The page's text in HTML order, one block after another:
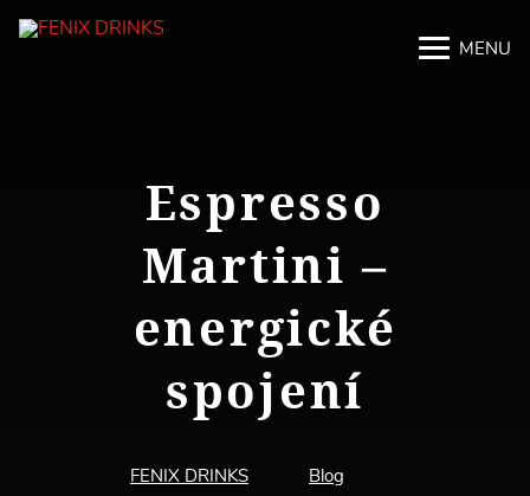
MENU
Espresso
Martini –
energické
spojení
FENIX DRINKS
Blog